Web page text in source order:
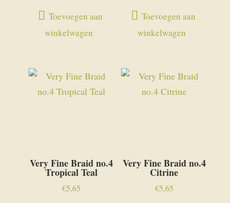
Toevoegen aan
winkelwagen
Toevoegen aan
winkelwagen
Very Fine Braid no.4
Tropical Teal
€5,65
Very Fine Braid no.4
Citrine
€5,65